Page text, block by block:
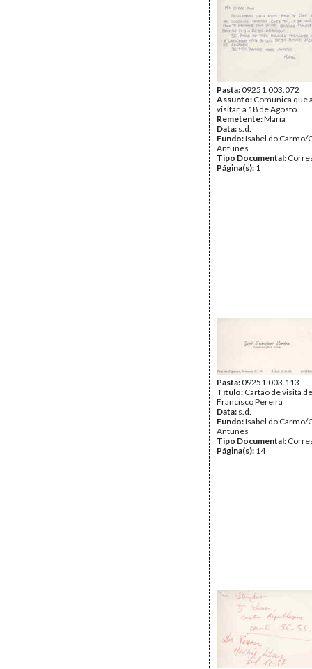
Pasta:09251.003.072
Assunto: Comunica que
visitar, a 18 de Agosto.
Remetente:Maria
Data: s.d.
Fundo:Isabel do Carmo/
Antunes
Tipo Documental:
Página(s): 1
Pasta:09251.003.113
Título: Cartão de visita
Francisco Pereira
Data: s.d.
Fundo:Isabel do Carmo/
Antunes
Tipo Documental:
Página(s): 14